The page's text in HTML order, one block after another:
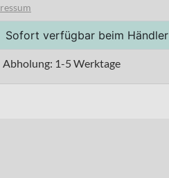
Sofort verfügbar beim Händler
Abholung: 1-5 Werktage